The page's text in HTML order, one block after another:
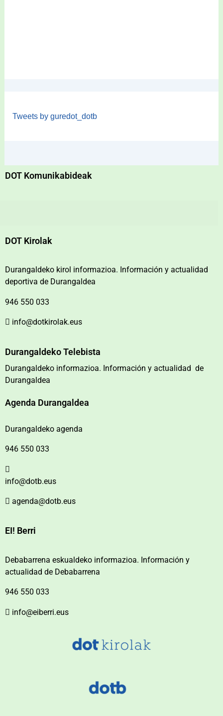
Tweets by guredot_dotb
DOT Komunikabideak
DOT Kirolak
Durangaldeko kirol informazioa. Información y actualidad
deportiva de Durangaldea
946 550 033
info@dotkirolak.eus
Durangaldeko Telebista
Durangaldeko informazioa. Información y actualidad de
Durangaldea
Agenda Durangaldea
Durangaldeko agenda
946 550 033
info@dotb.eus
agenda@dotb.eus
EI! Berri
Debabarrena eskualdeko informazioa. Información y
actualidad de Debabarrena
946 550 033
info@eiberri.eus